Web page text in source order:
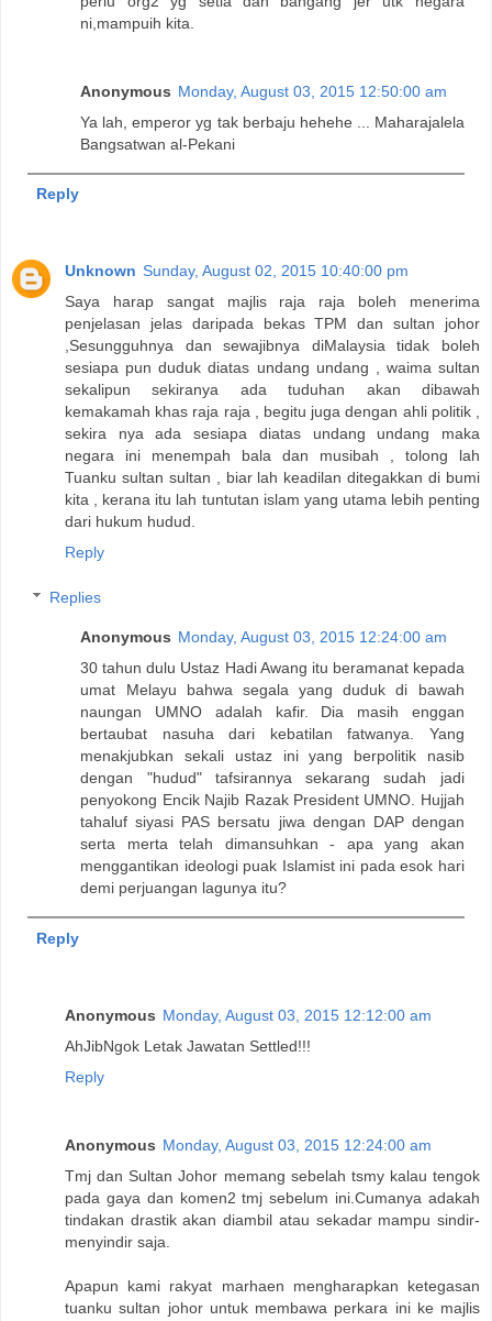
ni,mampuih kita.
Anonymous Monday, August 03, 2015 12:50:00 am
Ya lah, emperor yg tak berbaju hehehe ... Maharajalela
Bangsatwan al-Pekani
Reply
Unknown Sunday, August 02, 2015 10:40:00 pm
Saya harap sangat majlis raja raja boleh menerima
penjelasan jelas daripada bekas TPM dan sultan johor
,Sesungguhnya dan sewajibnya diMalaysia tidak boleh
sesiapa pun duduk diatas undang undang , waima sultan
sekalipun sekiranya ada tuduhan akan dibawah
kemakamah khas raja raja , begitu juga dengan ahli politik ,
sekira nya ada sesiapa diatas undang undang maka
negara ini menempah bala dan musibah , tolong lah
Tuanku sultan sultan , biar lah keadilan ditegakkan di bumi
kita , kerana itu lah tuntutan islam yang utama lebih penting
dari hukum hudud.
Reply
Replies
Anonymous Monday, August 03, 2015 12:24:00 am
30 tahun dulu Ustaz Hadi Awang itu beramanat kepada
umat Melayu bahwa segala yang duduk di bawah
naungan UMNO adalah kafir. Dia masih enggan
bertaubat nasuha dari kebatilan fatwanya. Yang
menakjubkan sekali ustaz ini yang berpolitik nasib
dengan "hudud" tafsirannya sekarang sudah jadi
penyokong Encik Najib Razak President UMNO. Hujjah
tahaluf siyasi PAS bersatu jiwa dengan DAP dengan
serta merta telah dimansuhkan - apa yang akan
menggantikan ideologi puak Islamist ini pada esok hari
demi perjuangan lagunya itu?
Reply
Anonymous Monday, August 03, 2015 12:12:00 am
AhJibNgok Letak Jawatan Settled!!!
Reply
Anonymous Monday, August 03, 2015 12:24:00 am
Tmj dan Sultan Johor memang sebelah tsmy kalau tengok
pada gaya dan komen2 tmj sebelum ini.Cumanya adakah
tindakan drastik akan diambil atau sekadar mampu sindir-
menyindir saja.
Apapun kami rakyat marhaen mengharapkan ketegasan
tuanku sultan johor untuk membawa perkara ini ke majlis